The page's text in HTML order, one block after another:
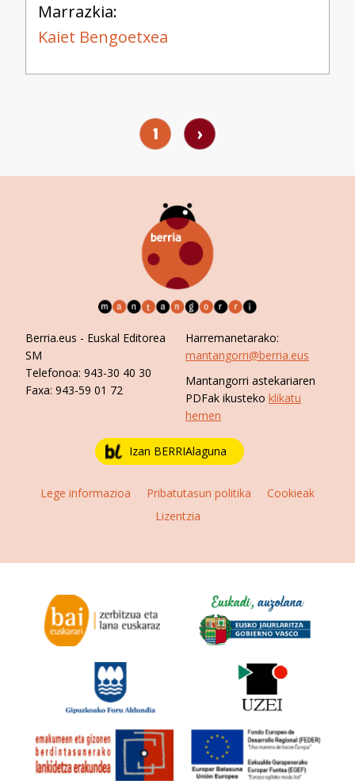
Marrazkia:
Kaiet Bengoetxea
1 ›
Berria.eus - Euskal Editorea
SM
Telefonoa: 943-30 40 30
Faxa: 943-59 01 72
Harremanetarako:
mantangorri@berria.eus
Mantangorri astekariaren
PDFak ikusteko klikatu
hemen
Izan BERRIAlaguna
Lege informazioa Pribatutasun politika
Cookieak
Lizentzia